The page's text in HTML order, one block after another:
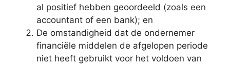
al positief hebben geoordeeld (zoals een
accountant of een bank); en
De omstandigheid dat de ondernemer
financiële middelen de afgelopen periode
niet heeft gebruikt voor het voldoen van